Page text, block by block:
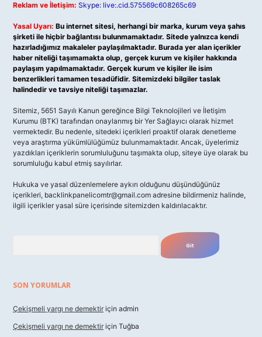
Reklam ve İletişim: Skype: live:.cid.575569c608265c69
Yasal Uyarı: Bu internet sitesi, herhangi bir marka, kurum veya şahıs
şirketi ile hiçbir bağlantısı bulunmamaktadır. Sitede yalnızca kendi
hazırladığımız makaleler paylaşılmaktadır. Burada yer alan içerikler
haber niteliği taşımamakta olup, gerçek kurum ve kişiler hakkında
paylaşım yapılmamaktadır. Gerçek kurum ve kişiler ile isim
benzerlikleri tamamen tesadüfidir. Sitemizdeki bilgiler taslak
halindedir ve tavsiye niteliği taşımazlar.
Sitemiz, 5651 Sayılı Kanun gereğince Bilgi Teknolojileri ve İletişim
Kurumu (BTK) tarafından onaylanmış bir Yer Sağlayıcı olarak hizmet
vermektedir. Bu nedenle, sitedeki içerikleri proaktif olarak denetleme
veya araştırma yükümlülüğümüz bulunmamaktadır. Ancak, üyelerimiz
yazdıkları içeriklerin sorumluluğunu taşımakta olup, siteye üye olarak bu
sorumluluğu kabul etmiş sayılırlar.
Hukuka ve yasal düzenlemelere aykırı olduğunu düşündüğünüz
içerikleri, backlinkpanelicomtr@gmail.com adresine bildirmeniz halinde,
ilgili içerikler yasal süre içerisinde sitemizden kaldırılacaktır.
SON YORUMLAR
Çekişmeli yargı ne demektir için admin
Çekişmeli yargı ne demektir için Tuğba